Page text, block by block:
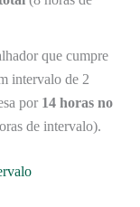
que cumpre
intervalo de 2
por 14 horas no
de intervalo).